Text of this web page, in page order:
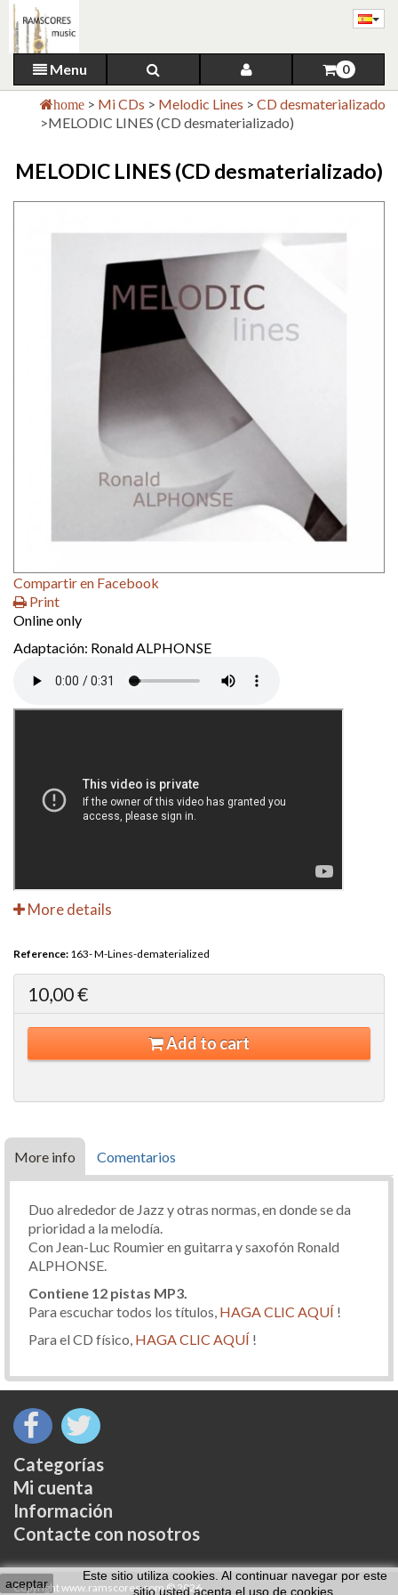
aceptar
Este sitio utiliza cookies. Al continuar navegar por este
sitio usted acepta el uso de cookies.
Menu 0
home > Mi CDs > Melodic Lines > CD desmaterializado
>MELODIC LINES (CD desmaterializado)
MELODIC LINES (CD desmaterializado)
Compartir en Facebook
Print
Online only
Adaptación: Ronald ALPHONSE
More details
Reference: 163- M-Lines-dematerialized
10,00 €
Add to cart
More info Comentarios
Duo alrededor de Jazz y otras normas, en donde se da
prioridad a la melodía.
Con Jean-Luc Roumier en guitarra y saxofón Ronald
ALPHONSE.
Contiene 12 pistas MP3.
Para escuchar todos los títulos, HAGA CLIC AQUÍ !
Para el CD físico, HAGA CLIC AQUÍ !
Categorías
Mi cuenta
Información
Contacte con nosotros
Copyright www.ramscores.com © 2026